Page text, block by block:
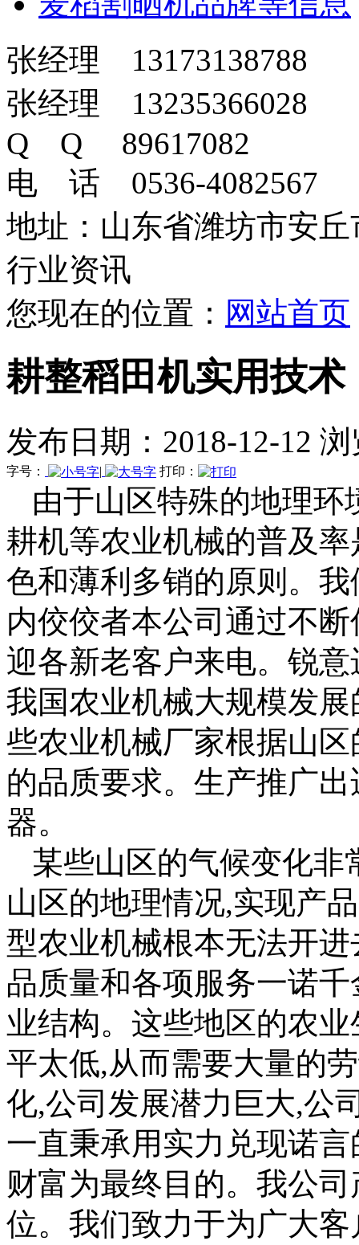
张经理 13173138788
张经理 13235366028
Q Q 89617082
电 话 0536-4082567
地址：山东省潍坊市安
行业资讯
您现在的位置： 网站首页
耕整稻田机实用技术
发布日期：2018-12-12
字号： | 打印：
由于山区特殊的地理
耕机等农业机械的普及
色和薄利多销的原则。
内佼佼者本公司通过不
迎各新老客户来电。锐
我国农业机械大规模发
些农业机械厂家根据山
的品质要求。生产推广
器。
某些山区的气候变化非
山区的地理情况,实现产
型农业机械根本无法开
品质量和各项服务一诺
业结构。这些地区的农
平太低,从而需要大量的
化,公司发展潜力巨大,公
一直秉承用实力兑现诺
财富为最终目的。我公
位。我们致力于为广大